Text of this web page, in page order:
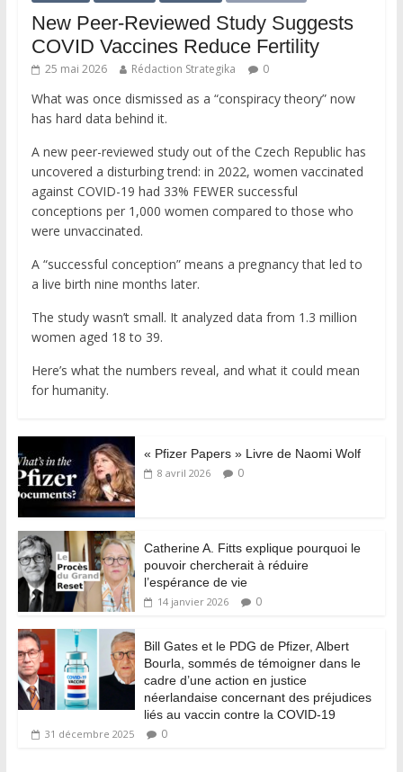
New Peer-Reviewed Study Suggests
COVID Vaccines Reduce Fertility
25 mai 2026 Rédaction Strategika 0
What was once dismissed as a “conspiracy theory” now
has hard data behind it.
A new peer-reviewed study out of the Czech Republic has
uncovered a disturbing trend: in 2022, women vaccinated
against COVID-19 had 33% FEWER successful
conceptions per 1,000 women compared to those who
were unvaccinated.
A “successful conception” means a pregnancy that led to
a live birth nine months later.
The study wasn’t small. It analyzed data from 1.3 million
women aged 18 to 39.
Here’s what the numbers reveal, and what it could mean
for humanity.
« Pfizer Papers » Livre de Naomi Wolf
8 avril 2026 0
Catherine A. Fitts explique pourquoi le
pouvoir chercherait à réduire
l’espérance de vie
14 janvier 2026 0
Bill Gates et le PDG de Pfizer, Albert
Bourla, sommés de témoigner dans le
cadre d’une action en justice
néerlandaise concernant des préjudices
liés au vaccin contre la COVID-19
31 décembre 2025 0